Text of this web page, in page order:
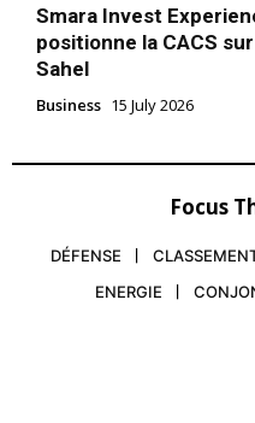
Smara Invest
positionne la CACS
Sahel
Business 15 July 2026
Focus
DÉFENSE
ENERGIE